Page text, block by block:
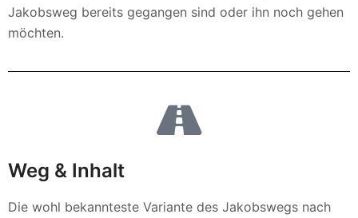
Jakobsweg bereits gegangen sind oder ihn noch gehen
möchten.
Weg & Inhalt
Die wohl bekannteste Variante des Jakobswegs nach